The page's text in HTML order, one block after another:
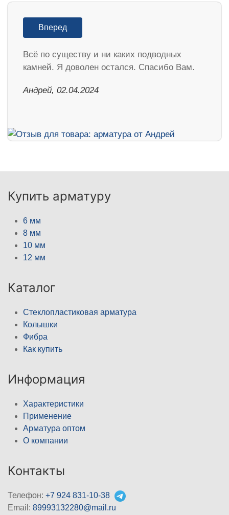
Вперед
Всё по существу и ни каких подводных
камней. Я доволен остался. Спасибо Вам.
Андрей, 02.04.2024
Купить арматуру
6 мм
8 мм
10 мм
12 мм
Каталог
Стеклопластиковая арматура
Колышки
Фибра
Как купить
Информация
Характеристики
Применение
Арматура оптом
О компании
Контакты
Телефон: +7 924 831-10-38
Email: 89993132280@mail.ru